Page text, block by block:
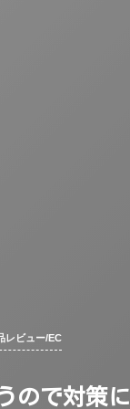
レビュー/EC
ので対策